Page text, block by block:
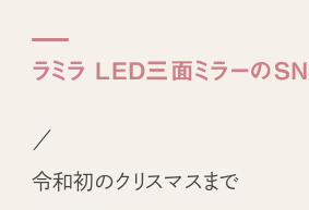
ラミラ LED三面ミラーの
／
令和初のクリスマスまで